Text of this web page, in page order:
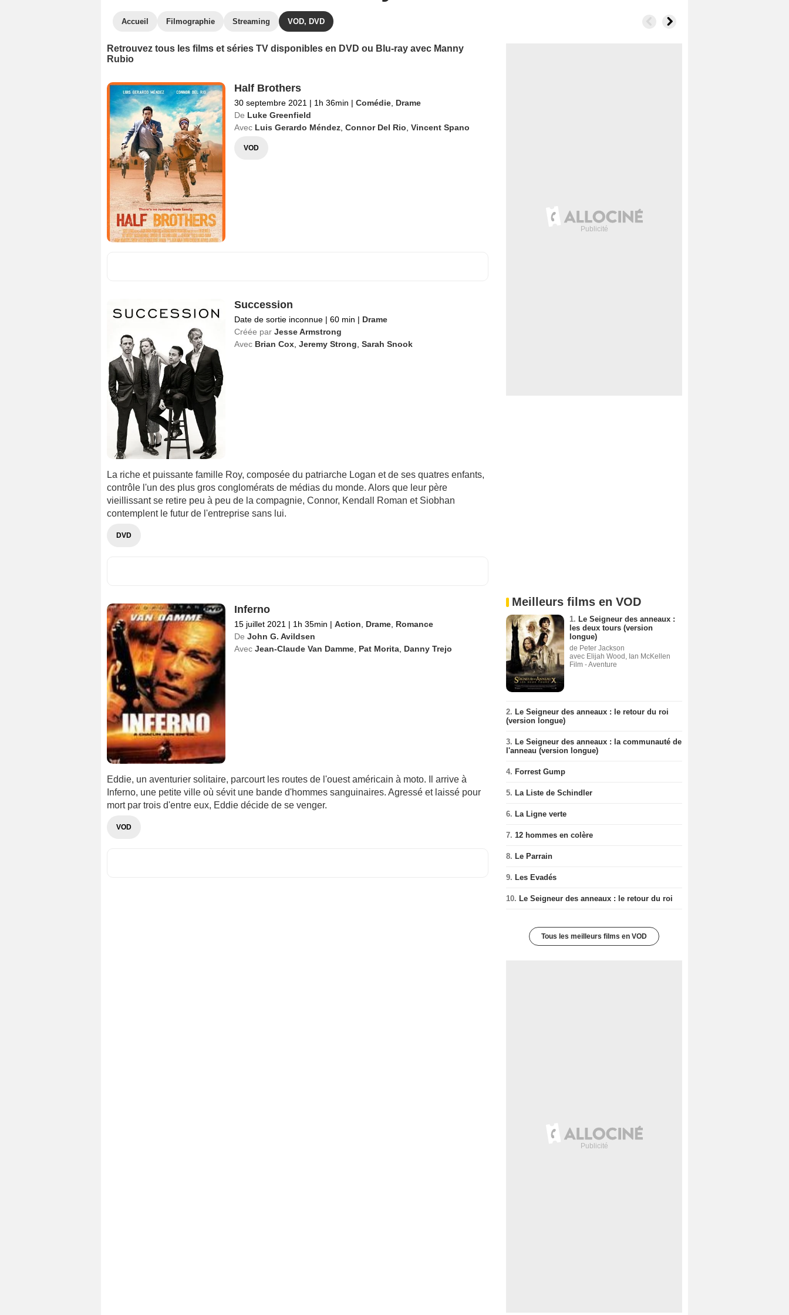
Accueil Filmographie Streaming VOD, DVD
Retrouvez tous les films et séries TV disponibles en DVD ou Blu-ray avec Manny
Rubio
Half Brothers
30 septembre 2021 | 1h 36min | Comédie, Drame
De Luke Greenfield
Avec Luis Gerardo Méndez, Connor Del Rio Vincent Spano
VOD
Succession
Date de sortie inconnue | 60 min | Drame
Créée par Jesse Armstrong
Avec Brian Cox, Jeremy Strong Sarah Snook
La riche et puissante famille Roy, composée du patriarche Logan et de ses quatres enfants,
contrôle l'un des plus gros conglomérats de médias du monde. Alors que leur père
vieillissant se retire peu à peu de la compagnie, Connor, Kendall Roman et Siobhan
contemplent le futur de l'entreprise sans lui.
DVD
Inferno
15 juillet 2021 | 1h 35min | Action Drame, Romance
De John G. Avildsen
Avec Jean-Claude Van Damme, Pat Morita, Danny Trejo
Eddie, un aventurier solitaire, parcourt les routes de l'ouest américain à moto. Il arrive à
Inferno, une petite ville où sévit une bande d'hommes sanguinaires. Agressé et laissé pour
mort par trois d'entre eux, Eddie décide de se venger.
VOD
Meilleurs films en VOD
1. Le Seigneur des anneaux :
les deux tours (version
longue)
de Peter Jackson
avec Elijah Wood, Ian McKellen
Film - Aventure
2. Le Seigneur des anneaux : le retour du roi
(version longue)
3. Le Seigneur des anneaux : la communauté de
l'anneau (version longue)
4. Forrest Gump
5. La Liste de Schindler
6. La Ligne verte
7. 12 hommes en colère
8. Le Parrain
9. Les Evadés
10. Le Seigneur des anneaux : le retour du roi
Tous les meilleurs films en VOD